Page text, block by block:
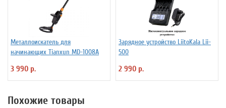
Металлоискатель для
начинающих Tianxun MD-1008A
3 990 р.
Зарядное устройство LiitoKala Lii-
500
2 990 р.
Похожие товары